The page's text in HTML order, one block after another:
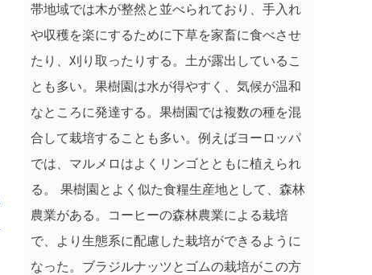
帯地域では木が整然と並べられており、手入れ
や収穫を楽にするために下草を家畜に食べさせ
たり、刈り取ったりする。土が露出しているこ
とも多い。果樹園は水が得やすく、気候が温和
なところに発達する。果樹園では複数の種を混
合して栽培することも多い。例えばヨーロッパ
では、マルメロはよくリンゴとともに植えられ
る。 果樹園とよく似た食糧生産地として、森林
農業がある。コーヒーの森林農業による栽培
で、より生態系に配慮した栽培ができるように
なった。ブラジルナッツとゴムの栽培がこの方